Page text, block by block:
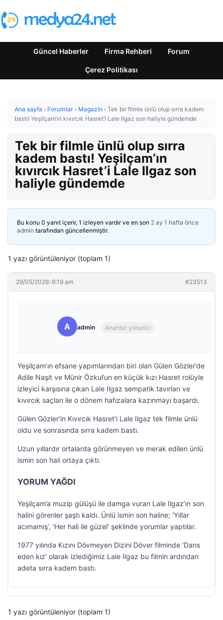
Güncel Haberler Firma Rehberi Forum
Çerez Politikası
Ana sayfa › Forumlar › Magazin › Tek bir filmle ünlü olup sırra kadem
bastı! Yeşilçam’ın kıvırcık Hasret’i Lale Ilgaz son haliyle gündemde
Tek bir filmle ünlü olup sırra
kadem bastı! Yeşilçam’ın
kıvırcık Hasret’i Lale Ilgaz son
haliyle gündemde
Bu konu 0 yanıt içerir, 1 izleyen vardır ve en son 2 ay 1 hafta önce
admin tarafından güncellenmiştir.
1 yazı görüntüleniyor (toplam 1)
29/05/2026: 6:19 am #23513
A admin Anahtar yönetici
Yeşilçam’ın efsane yapımlarından biri olan Gülen Gözler’de
Adile Naşit ve Münir Özkul’un en küçük kızı Hasret rolüyle
izleyici karşısına çıkan Lale Ilgaz sempatik tavırları ve
kıvırcık saçları ile o dönem hafızalara kazınmayı başardı.
Gülen Gözler’in Kıvırcık Hasret’i Lale Ilgaz tek filmle ünlü
oldu ve sonrasında sırra kadem bastı.
Uzun yıllardır ortalarda görünmeyen ve merak edilen ünlü
ismin son hali ortaya çıktı.
YORUM YAĞDI
Yeşilçam’a muzip gülüşü ile damga vuran Lale Ilgaz’ın son
halini görenler şaştı kaldı. Ünlü ismin son haline; ‘Yıllar
acımamış’, ‘Her hali ile güzel’ şeklinde yorumlar yaptılar.
1977 yılında Kızını Dövmeyen Dizini Döver filminde ‘Dans
eden kız’ olarak izlediğimiz Lale Ilgaz bu filmin ardından
adeta sırra kadem bastı.
1 yazı görüntüleniyor (toplam 1)